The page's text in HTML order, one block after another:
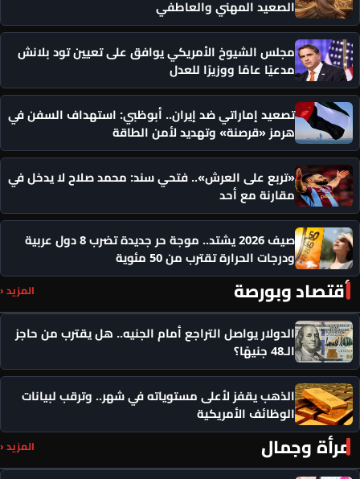
الصعيد المهني والعاطفي
مجلس الشيوخ الأمريكي يوافق على تعيين تود بلانش
مدعيًا عامًا ووزيرًا للعدل
تصعيد إماراتي ضد إيران.. أبوظبي: استهداف السفن في
هرمز «قرصنة» وتهديد لأمن الطاقة
«تربع على العرش».. فتحي سند: محمد صلاح لا يدخل في
مقارنة مع أحد
صيف 2026 يشتد.. موجة حر جديدة تضرب 8 دول عربية
ودرجات الحرارة تقترب من 50 مئوية
أقتصاد وبورصة المزيد ‹
الدولار يواصل التراجع أمام الجنيه.. هل يقترب من حاجز
الـ48 جنيهًا؟
الذهب يقفز لأعلى مستوياته في شهر.. وترقب لبيانات
الوظائف الأمريكية
مرأة وجمال المزيد ‹